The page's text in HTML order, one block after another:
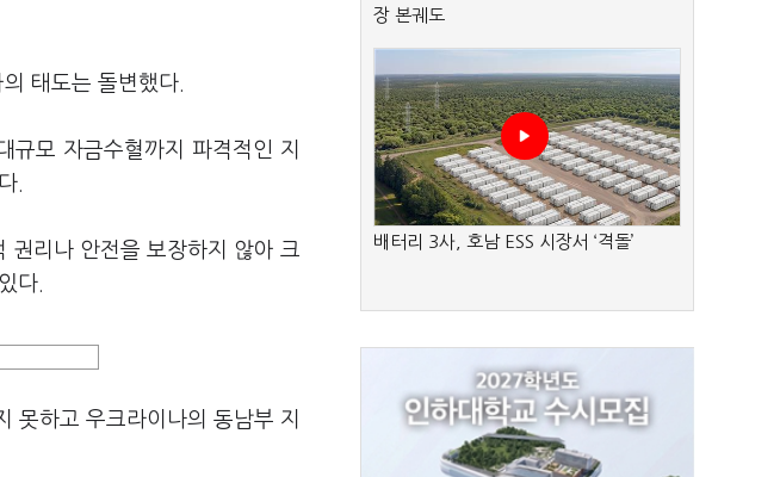
태도는 돌변했다.
규모 자금수혈까지 파격적인 지
.
권리나 안전을 보장하지 않아 크
다.
못하고 우크라이나의 동남부 지
장 본궤도
배터리 3사, 호남 ESS 시장서 ‘격돌’